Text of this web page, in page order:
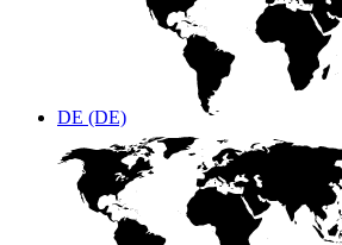
DE (DE)